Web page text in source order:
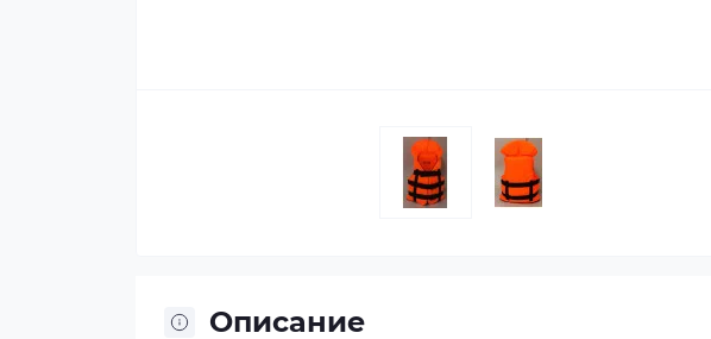
Описание